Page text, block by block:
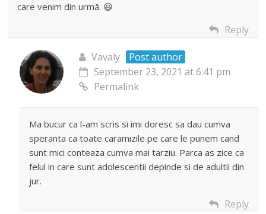
care venim din urmă. 😃
Reply
Vavaly
Post author
September 23, 2021 at 6:41 pm
Permalink
Ma bucur ca l-am scris si imi doresc sa dau cumva
speranta ca toate caramizile pe care le punem cand
sunt mici conteaza cumva mai tarziu. Parca as zice ca
felul in care sunt adolescentii depinde si de adultii din
jur.
Reply